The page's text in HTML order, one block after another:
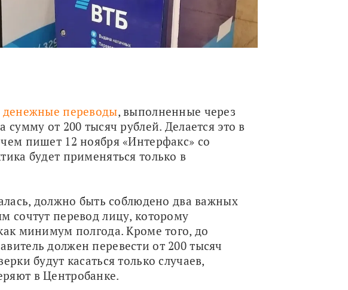
денежные переводы, выполненные через
от 200 тысяч рублей. Делается это в
пишет 12 ноября «Интерфакс» со
будет применяться только в
должно быть соблюдено два важных
сочтут перевод лицу, которому
минимум полгода. Кроме того, до
должен перевести от 200 тысяч
будут касаться только случаев,
в Центробанке.